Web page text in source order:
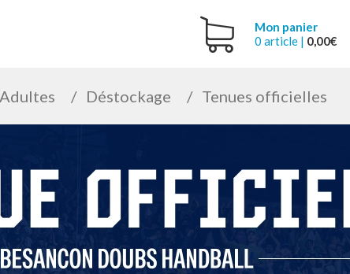
Mon panier
0 article | 0,00€
Adultes Déstockage Tenues officielles